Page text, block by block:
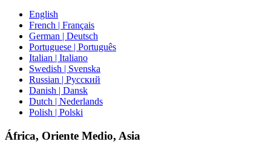
English
French | Français
German | Deutsch
Portuguese | Português
Italian | Italiano
Swedish | Svenska
Russian | Русский
Danish | Dansk
Dutch | Nederlands
Polish | Polski
África, Oriente Medio, Asia